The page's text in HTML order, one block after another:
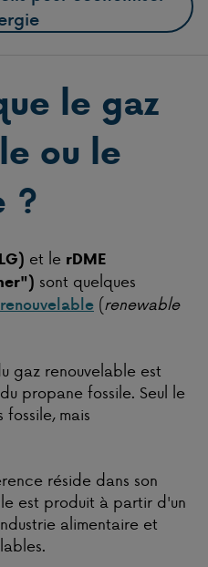
le gaz
ou le
?
et le rDME
sont quelques
(renewable
gaz renouvelable est
propane fossile. Seul le
mais
réside dans son
est produit à partir d'un
alimentaire et